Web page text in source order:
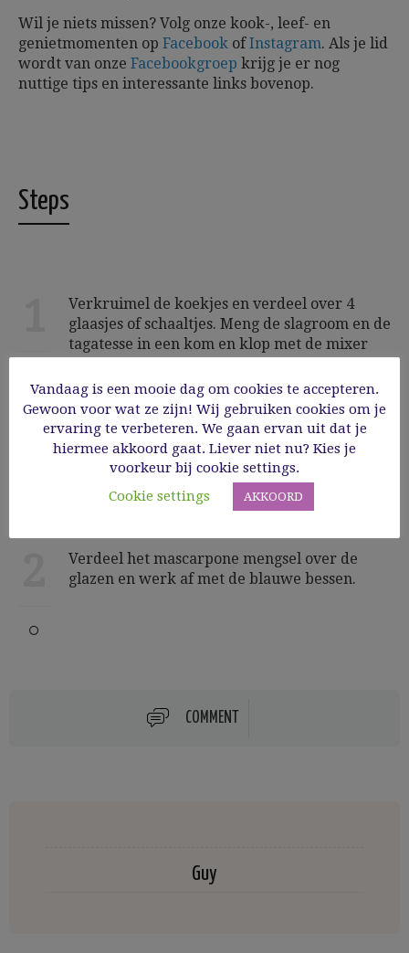
Wil je niets missen? Volg onze kook-, leef- en
genietmomenten op Facebook ofInstagram. Als je lid
wordt van onze Facebookgroep krijg je er nog
nuttige tips en interessante links bovenop.
Steps
Verkruimel de koekjes en verdeel over 4
glaasjes of schaaltjes. Meng de slagroom en de
tagatesse in een kom en klop met de mixer
Voeg de lemon curd toe en meng alles goed
door elkaar met de mixer. Doe dit mengsel
eventueel over in een spuitzak. Bewaar het
mengsel tot gebruik in de koelkast.
Verdeel het mascarpone mengsel over de
glazen en werk af met de blauwe bessen.
COMMENT
Guy
Vandaag is een mooie dag om cookies te accepteren.
Gewoon voor wat ze zijn! Wij gebruiken cookies om je
ervaring te verbeteren. We gaan ervan uit dat je
hiermee akkoord gaat. Liever niet nu? Kies je
voorkeur bij cookie settings.
Cookie settings
AKKOORD